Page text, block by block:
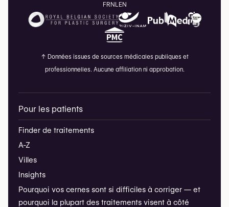
FRNLEN
↑ Données issues de sources médicales publiques et
professionnelles. Aucune affiliation ni approbation.
Pour les patients
Finder de traitements
A-Z
Villes
Insights
Pourquoi vos cernes sont si difficiles à corriger — et
pourquoi la plupart des traitements visent à côté